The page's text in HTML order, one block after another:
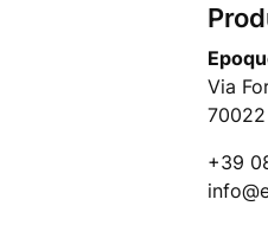
Via
70022
+39